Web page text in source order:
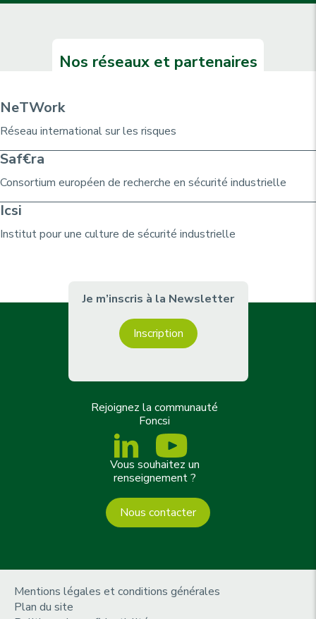
Nos réseaux et partenaires
NeTWork
Réseau international sur les risques
Saf€ra
Consortium européen de recherche en sécurité industrielle
Icsi
Institut pour une culture de sécurité industrielle
Je m’inscris à la Newsletter
Inscription
Rejoignez la communauté
Foncsi
Vous souhaitez un
renseignement ?
Nous contacter
Mentions légales et conditions générales
Plan du site